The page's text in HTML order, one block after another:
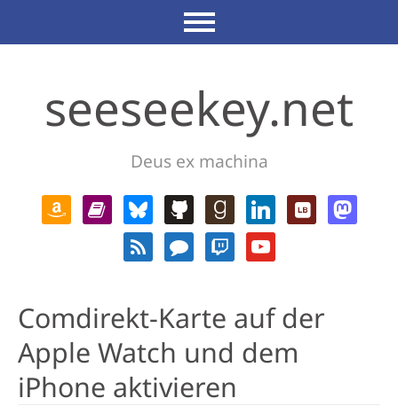
seeseekey.net
Deus ex machina
Comdirekt-Karte auf der
Apple Watch und dem
iPhone aktivieren